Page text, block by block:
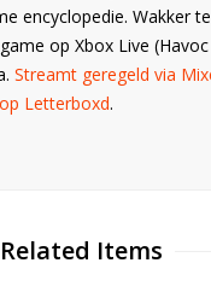
encyclopedie. Wakker
op Xbox Live
Streamt geregeld via
Letterboxd.
Related Items